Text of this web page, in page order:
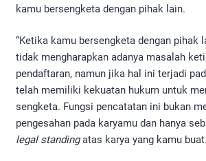
kamu bersengketa dengan pihak lain.
“Ketika kamu bersengketa dengan pihak
tidak mengharapkan adanya masalah
pendaftaran, namun jika hal ini terjadi
telah memiliki kekuatan hukum untuk
sengketa. Fungsi pencatatan ini bukan
pengesahan pada karyamu dan hanya
legal standingatas karya yang kamu buat.